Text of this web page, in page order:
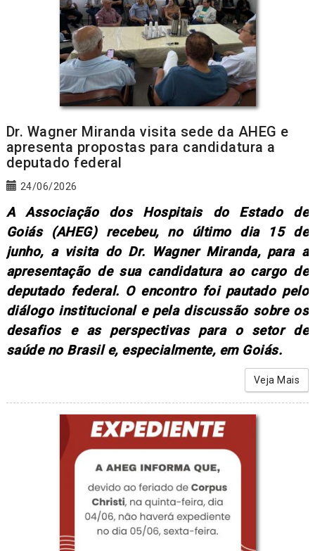
Dr. Wagner Miranda visita sede da AHEG e
apresenta propostas para candidatura a
deputado federal
24/06/2026
A Associação dos Hospitais do Estado de
Goiás (AHEG) recebeu, no último dia 15 de
junho, a visita do Dr. Wagner Miranda, para a
apresentação de sua candidatura ao cargo de
deputado federal. O encontro foi pautado pelo
diálogo institucional e pela discussão sobre os
desafios e as perspectivas para o setor de
saúde no Brasil e, especialmente, em Goiás.
Veja Mais